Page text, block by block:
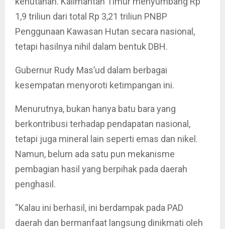
1,9 triliun dari total Rp 3,21 triliun PNBP
Penggunaan Kawasan Hutan secara nasional,
tetapi hasilnya nihil dalam bentuk DBH.
Gubernur Rudy Mas’ud dalam berbagai
kesempatan menyoroti ketimpangan ini.
Menurutnya, bukan hanya batu bara yang
berkontribusi terhadap pendapatan nasional,
tetapi juga mineral lain seperti emas dan nikel.
Namun, belum ada satu pun mekanisme
pembagian hasil yang berpihak pada daerah
penghasil.
“Kalau ini berhasil, ini berdampak pada PAD
daerah dan bermanfaat langsung dinikmati oleh